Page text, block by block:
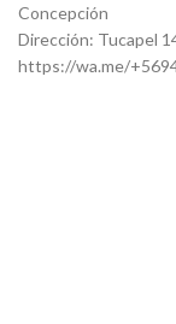
Concepción
Dirección: Tucapel
https://wa.me/